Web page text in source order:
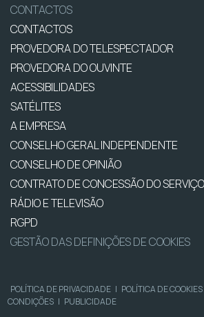
CONTACTOS
CONTACTOS
PROVEDORA DO TELESPECTADOR
PROVEDORA DO OUVINTE
ACESSIBILIDADES
SATÉLITES
A EMPRESA
CONSELHO GERAL INDEPENDENTE
CONSELHO DE OPINIÃO
CONTRATO DE CONCESSÃO DO
RÁDIO E TELEVISÃO
RGPD
GESTÃO DAS DEFINIÇÕES DE COOKIES
POLÍTICA DE PRIVACIDADE | POLÍTICA DE COOKIES
CONDIÇÕES | PUBLICIDADE